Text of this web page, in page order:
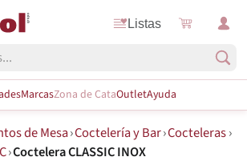
Listas
MarcasZona de CataOutletAyuda
de Mesa›Coctelería y Bar›Cocteleras›
›Coctelera CLASSIC INOX